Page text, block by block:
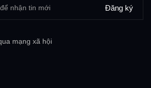
Đăng ký
mạng xã hội